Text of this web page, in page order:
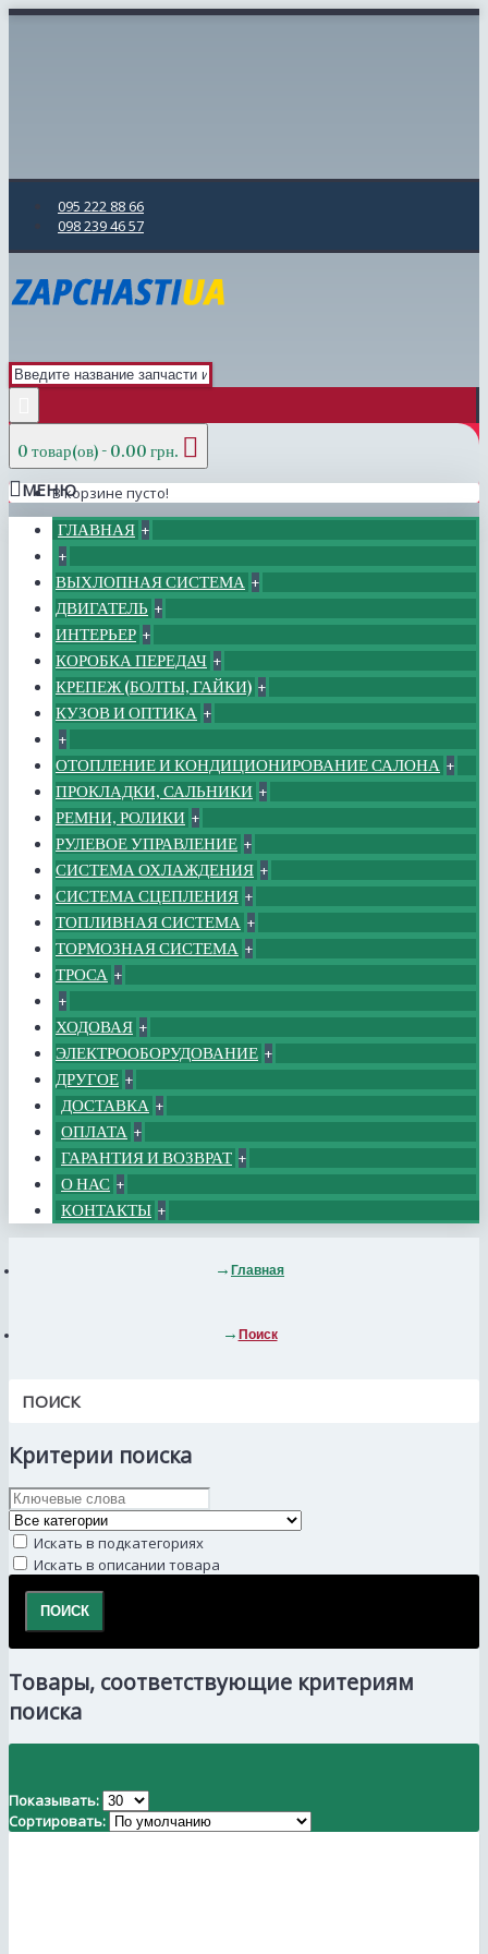
095 222 88 66
098 239 46 57
0 товар(ов) - 0.00 грн.
В корзине пусто!
МЕНЮ
ГЛАВНАЯ +
+
ВЫХЛОПНАЯ СИСТЕМА +
ДВИГАТЕЛЬ +
ИНТЕРЬЕР +
КОРОБКА ПЕРЕДАЧ +
КРЕПЕЖ (БОЛТЫ, ГАЙКИ) +
КУЗОВ И ОПТИКА +
+
ОТОПЛЕНИЕ И КОНДИЦИОНИРОВАНИЕ САЛОНА +
ПРОКЛАДКИ, САЛЬНИКИ +
РЕМНИ, РОЛИКИ +
РУЛЕВОЕ УПРАВЛЕНИЕ +
СИСТЕМА ОХЛАЖДЕНИЯ +
СИСТЕМА СЦЕПЛЕНИЯ +
ТОПЛИВНАЯ СИСТЕМА +
ТОРМОЗНАЯ СИСТЕМА +
ТРОСА +
+
ХОДОВАЯ +
ЭЛЕКТРООБОРУДОВАНИЕ +
ДРУГОЕ +
ДОСТАВКА +
ОПЛАТА +
ГАРАНТИЯ И ВОЗВРАТ +
О НАС +
КОНТАКТЫ +
Главная
Поиск
ПОИСК
Критерии поиска
Искать в подкатегориях
Искать в описании товара
Товары, соответствующие критериям
поиска
Показывать:
Сортировать: